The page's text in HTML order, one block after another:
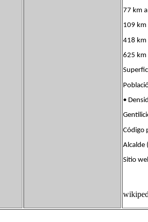
77 km
109 km
418 km
625 km
•
Alcalde
Sitio